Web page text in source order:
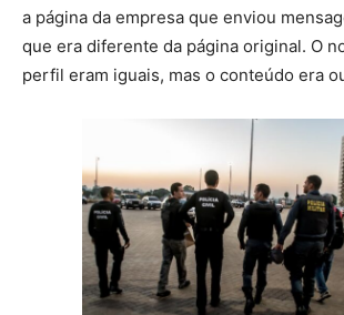
a página da empresa que enviou
que era diferente da página original. O
perfil eram iguais, mas o conteúdo era